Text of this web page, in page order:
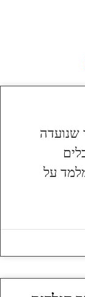
שנועדה
על